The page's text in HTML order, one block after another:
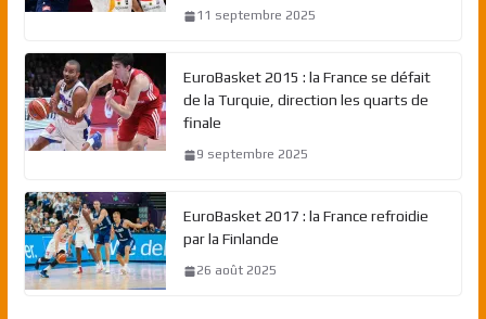
11 septembre 2025
EuroBasket 2015 : la France se défait
de la Turquie, direction les quarts de
finale
9 septembre 2025
EuroBasket 2017 : la France refroidie
par la Finlande
26 août 2025